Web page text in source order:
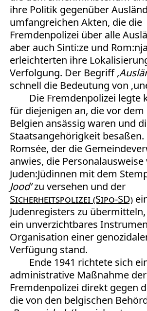
ihre Politik gegenüber
umfangreichen Akten, die die
Fremdenpolizei über alle
aber auch Sinti:ze und
erleichterten ihre
Verfolgung. Der Begriff
schnell die Bedeutung von
Die Fremdenpolizei legte
für diejenigen an, die vor dem
Belgien ansässig waren und
Staatsangehörigkeit besaßen.
Romsée, der die
anwies, die Personalausweise
Juden:Jüdinnen mit dem
Jood‘zu versehen und der
Sicherheitspolizei (Sipo-SD)
Judenregisters zu
ein unverzichtbares
Organisation einer
Verfügung stand.
Ende 1941 richtete sich
administrative Maßnahme der
Fremdenpolizei direkt gegen
die von den belgischen